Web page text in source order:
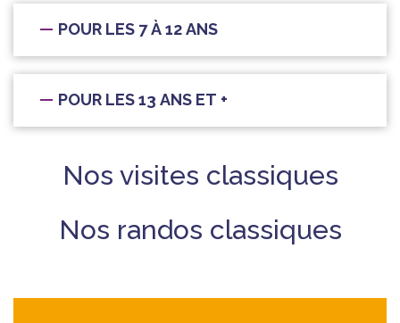
POUR LES 7 À 12 ANS
POUR LES 13 ANS ET +
Nos visites classiques
Nos randos classiques